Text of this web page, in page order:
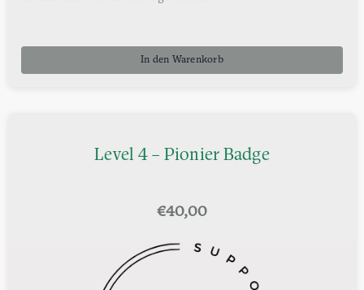
In den Warenkorb
Level 4 – Pionier Badge
€40,00